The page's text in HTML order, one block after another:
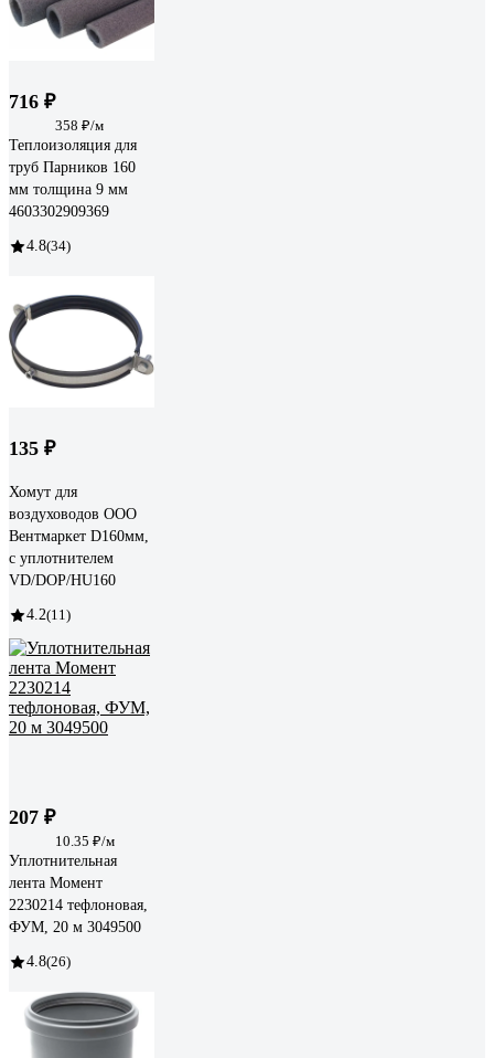
716 ₽
358 ₽/м
Теплоизоляция для
труб Парников 160
мм толщина 9 мм
4603302909369
4.8(34)
135 ₽
Хомут для
воздуховодов ООО
Вентмаркет D160мм,
с уплотнителем
VD/DOP/HU160
4.2(11)
207 ₽
10.35 ₽/м
Уплотнительная
лента Момент
2230214 тефлоновая,
ФУМ, 20 м 3049500
4.8(26)